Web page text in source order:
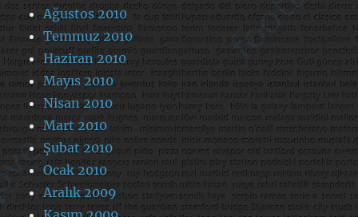
Ağustos 2010
Temmuz 2010
Haziran 2010
Mayıs 2010
Nisan 2010
Mart 2010
Şubat 2010
Ocak 2010
Aralık 2009